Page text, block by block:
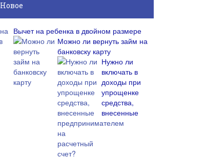
Новое
Вычет на ребенка в двойном размере
Можно ли вернуть займ на
банковску карту
Нужно ли
включать в
доходы при
упрощенке
средства,
внесенные